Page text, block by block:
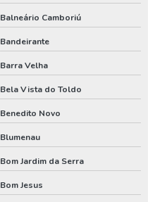
Balneário Camboriú
Bandeirante
Barra Velha
Bela Vista do Toldo
Benedito Novo
Blumenau
Bom Jardim da Serra
Bom Jesus